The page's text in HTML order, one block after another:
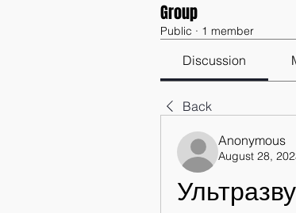
Group
Public · 1 member
Discussion
Back
Anonymous
August 28,